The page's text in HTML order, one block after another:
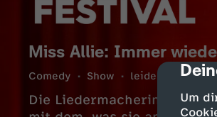
Um
Miss Allie: Immer
Comedy Show leidenschaftlich
Die Liedermacherin Miss